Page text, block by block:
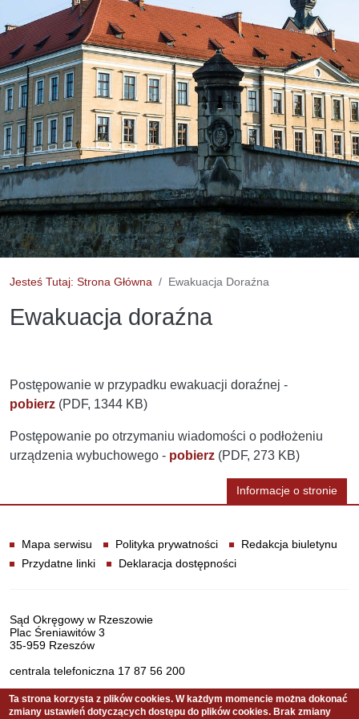
Jesteś Tutaj: Strona Główna Ewakuacja Doraźna
Ewakuacja doraźna
Postępowanie w przypadku ewakuacji doraźnej -
pobierz (PDF, 1344 KB)
Postępowanie po otrzymaniu wiadomości o podłożeniu
urządzenia wybuchowego - pobierz (PDF, 273 KB)
Informacje o stronie
Mapa serwisu Polityka prywatności
Redakcja biuletynu
Przydatne linki
Deklaracja dostępności
Dane teleadresowe
Sąd Okręgowy w Rzeszowie
Plac Śreniawitów 3
35-959 Rzeszów
centrala telefoniczna 17 87 56 200
Ta strona korzysta z plików cookies. W każdym momencie można dokonać
zmiany ustawień dotyczących dostępu do plików cookies. Brak zmiany